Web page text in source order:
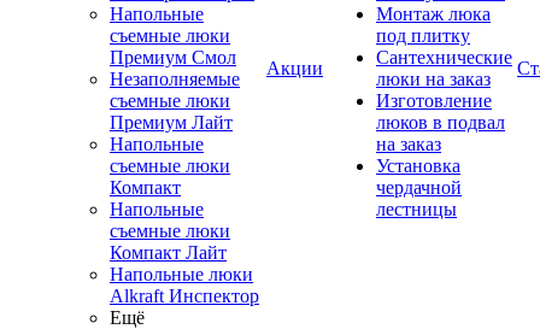
Напольные
съемные люки
Премиум Смол
Незаполняемые
съемные люки
Премиум Лайт
Напольные
съемные люки
Компакт
Напольные
съемные люки
Компакт Лайт
Напольные люки
Alkraft Инспектор
Ещё
Акции
Монтаж люка
под плитку
Сантехнические
люки на заказ
Изготовление
люков в подвал
на заказ
Установка
чердачной
лестницы